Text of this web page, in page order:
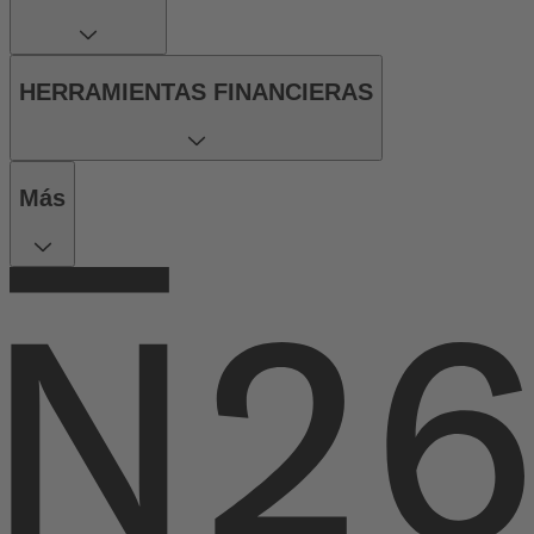
HERRAMIENTAS FINANCIERAS
Más